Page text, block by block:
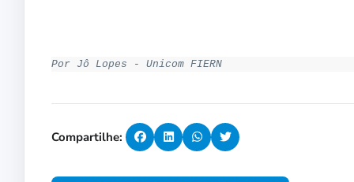
Por Jô Lopes - Unicom FIERN
Compartilhe: